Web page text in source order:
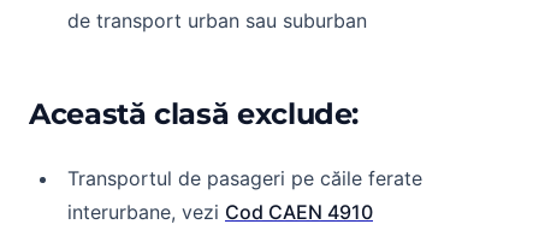
de transport urban sau suburban
Această clasă exclude:
Transportul de pasageri pe căile ferate
interurbane, vezi Cod CAEN 4910